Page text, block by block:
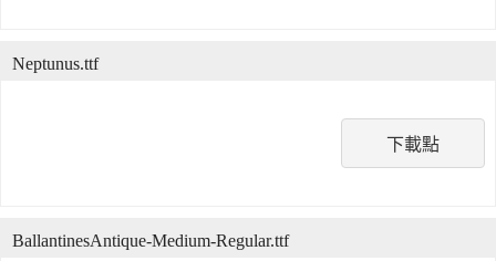
下載點
Neptunus.ttf
BallantinesAntique-Medium-Regular.ttf